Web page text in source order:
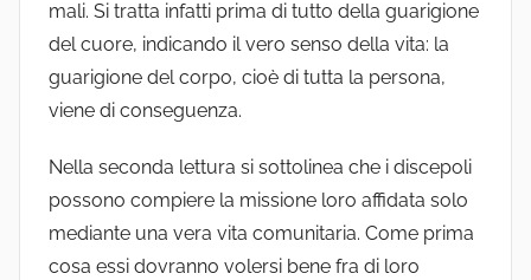
mali. Si tratta infatti prima di tutto della guarigione
del cuore, indicando il vero senso della vita: la
guarigione del corpo, cioè di tutta la persona,
viene di conseguenza.
Nella seconda lettura si sottolinea che i discepoli
possono compiere la missione loro affidata solo
mediante una vera vita comunitaria. Come prima
cosa essi dovranno volersi bene fra di loro